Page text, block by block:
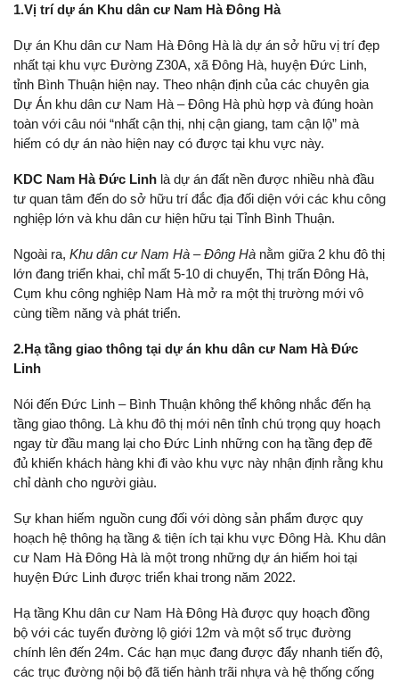
1.Vị trí dự án Khu dân cư Nam Hà Đông Hà
Dự án Khu dân cư Nam Hà Đông Hà là dự án sở hữu vị trí đẹp
nhất tại khu vực Đường Z30A, xã Đông Hà, huyện Đức Linh,
tỉnh Bình Thuận hiện nay. Theo nhận định của các chuyên gia
Dự Án khu dân cư Nam Hà – Đông Hà phù hợp và đúng hoàn
toàn với câu nói “nhất cận thị, nhị cận giang, tam cận lộ” mà
hiếm có dự án nào hiện nay có được tại khu vực này.
KDC Nam Hà Đức Linh là dự án đất nền được nhiều nhà đầu
tư quan tâm đến do sở hữu trí đắc địa đối diện với các khu công
nghiệp lớn và khu dân cư hiện hữu tại Tỉnh Bình Thuận.
Ngoài ra, Khu dân cư Nam Hà – Đông Hà nằm giữa 2 khu đô thị
lớn đang triển khai, chỉ mất 5-10 di chuyển, Thị trấn Đông Hà,
Cụm khu công nghiệp Nam Hà mở ra một thị trường mới vô
cùng tiềm năng và phát triển.
2.Hạ tầng giao thông tại dự án khu dân cư Nam Hà Đức
Linh
Nói đến Đức Linh – Bình Thuận không thể không nhắc đến hạ
tầng giao thông. Là khu đô thị mới nên tỉnh chú trọng quy hoạch
ngay từ đầu mang lại cho Đức Linh những con hạ tầng đẹp đẽ
đủ khiến khách hàng khi đi vào khu vực này nhận định rằng khu
chỉ dành cho người giàu.
Sự khan hiếm nguồn cung đối với dòng sản phẩm được quy
hoạch hệ thông hạ tầng & tiện ích tại khu vực Đông Hà. Khu dân
cư Nam Hà Đông Hà là một trong những dự án hiếm hoi tại
huyện Đức Linh được triển khai trong năm 2022.
Hạ tầng Khu dân cư Nam Hà Đông Hà được quy hoạch đồng
bộ với các tuyến đường lộ giới 12m và một số trục đường
chính lên đến 24m. Các hạn mục đang được đẩy nhanh tiến độ,
các trục đường nội bộ đã tiến hành trãi nhựa và hệ thống cống